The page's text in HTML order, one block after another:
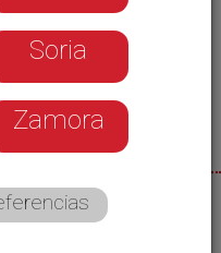
Soria
Zamora